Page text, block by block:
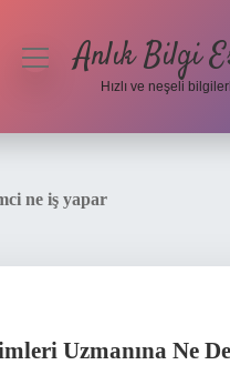
menüyüAnlık Bilgi
Hızlı ve neşeli
ne iş yapar
Uzmanına Ne